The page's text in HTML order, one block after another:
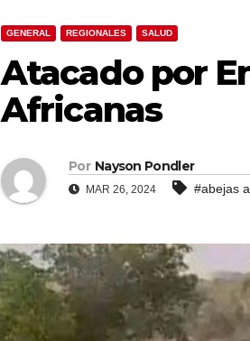
GENERAL REGIONALES SALUD
Atacado por
Africanas
Por Nayson Pondler
MAR 26, 2024 #abejas